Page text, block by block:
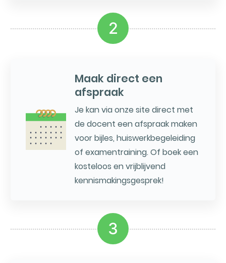
2
Maak direct een
afspraak
Je kan via onze site direct met
de docent een afspraak maken
voor bijles, huiswerkbegeleiding
of examentraining. Of boek een
kosteloos en vrijblijvend
kennismakingsgesprek!
3